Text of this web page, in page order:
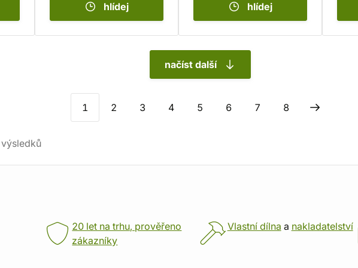
hlídej hlídej
načíst další
1 2 3 4 5 6 7 8
výsledků
20 let na trhu, prověřeno
zákazníky
Vlastní dílna a nakladatelství